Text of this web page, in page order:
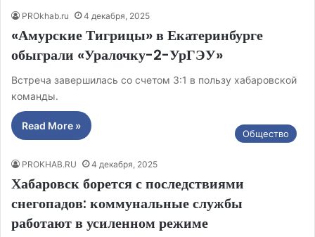
PROkhab.ru 4 декабря, 2025
«Амурские Тигрицы» в Екатеринбурге
обыграли «Уралочку-2-УрГЭУ»
Встреча завершилась со счетом 3:1 в пользу хабаровской
команды.
Read More »
Общество
PROKHAB.RU 4 декабря, 2025
Хабаровск борется с последствиями
снегопадов: коммунальные службы
работают в усиленном режиме